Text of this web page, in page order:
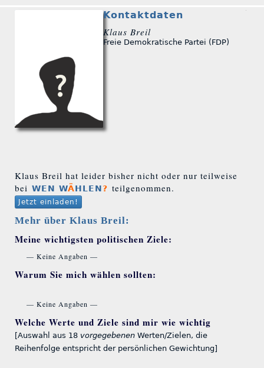
Klaus Breil hat leider bisher nicht oder nur teilweise
bei WEN WÄHLEN? teilgenommen.
Jetzt einladen!
Mehr über Klaus Breil:
Meine wichtigsten politischen Ziele:
— Keine Angaben —
Warum Sie mich wählen sollten:
— Keine Angaben —
Welche Werte und Ziele sind mir wie wichtig
[Auswahl aus 18 vorgegebenen Werten/Zielen, die
Reihenfolge entspricht der persönlichen Gewichtung]
Kontaktdaten
Klaus Breil
Freie Demokratische Partei (FDP)